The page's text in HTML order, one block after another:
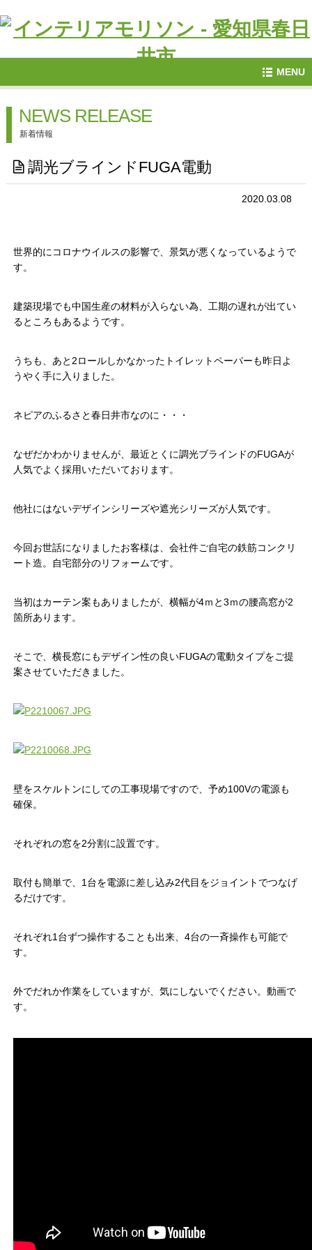
MENU
NEWS RELEASE
新着情報
調光ブラインドFUGA電動
2020.03.08
世界的にコロナウイルスの影響で、景気が悪くなっているようで
す。
建築現場でも中国生産の材料が入らない為、工期の遅れが出てい
るところもあるようです。
うちも、あと2ロールしかなかったトイレットペーパーも昨日よ
うやく手に入りました。
ネピアのふるさと春日井市なのに・・・
なぜだかわかりませんが、最近とくに調光ブラインドのFUGAが
人気でよく採用いただいております。
他社にはないデザインシリーズや遮光シリーズが人気です。
今回お世話になりましたお客様は、会社件ご自宅の鉄筋コンクリ
ート造。自宅部分のリフォームです。
当初はカーテン案もありましたが、横幅が4ｍと3ｍの腰高窓が2
箇所あります。
そこで、横長窓にもデザイン性の良いFUGAの電動タイプをご提
案させていただきました。
壁をスケルトンにしての工事現場ですので、予め100Vの電源も
確保。
それぞれの窓を2分割に設置です。
取付も簡単で、1台を電源に差し込み2代目をジョイントでつなげ
るだけです。
それぞれ1台ずつ操作することも出来、4台の一斉操作も可能で
す。
外でだれか作業をしていますが、気にしないでください。動画で
す。